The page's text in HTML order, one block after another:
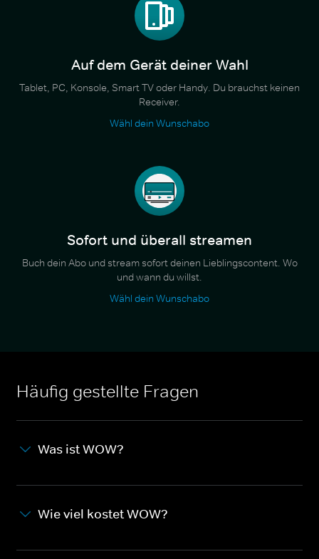
Auf dem Gerät deiner Wahl
Tablet, PC, Konsole, Smart TV oder Handy. Du brauchst keinen
Receiver.
Wähl dein Wunschabo
Sofort und überall streamen
Buch dein Abo und stream sofort deinen Lieblingscontent. Wo
und wann du willst.
Wähl dein Wunschabo
Häufig gestellte Fragen
Was ist WOW?
Wie viel kostet WOW?